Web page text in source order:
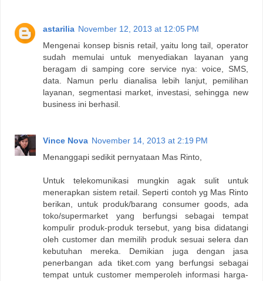
astarilia November 12, 2013 at 12:05 PM
Mengenai konsep bisnis retail, yaitu long tail, operator
sudah memulai untuk menyediakan layanan yang
beragam di samping core service nya: voice, SMS,
data. Namun perlu dianalisa lebih lanjut, pemilihan
layanan, segmentasi market, investasi, sehingga new
business ini berhasil.
Vince Nova November 14, 2013 at 2:19 PM
Menanggapi sedikit pernyataan Mas Rinto,
Untuk telekomunikasi mungkin agak sulit untuk
menerapkan sistem retail. Seperti contoh yg Mas Rinto
berikan, untuk produk/barang consumer goods, ada
toko/supermarket yang berfungsi sebagai tempat
kompulir produk-produk tersebut, yang bisa didatangi
oleh customer dan memilih produk sesuai selera dan
kebutuhan mereka. Demikian juga dengan jasa
penerbangan ada tiket.com yang berfungsi sebagai
tempat untuk customer memperoleh informasi harga-